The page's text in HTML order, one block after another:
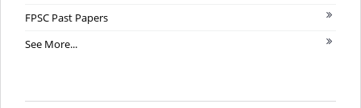
FPSC Past Papers
See More...